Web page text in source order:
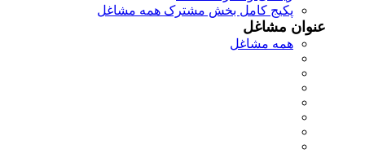
پکیج کامل بخش مشترک همه مشاغل
عنوان مشاغل
همه مشاغل